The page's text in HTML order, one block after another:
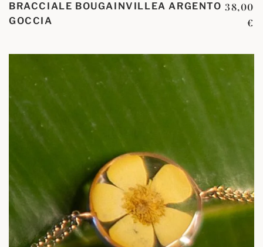
BRACCIALE BOUGAINVILLEA ARGENTO
GOCCIA
38,00
€